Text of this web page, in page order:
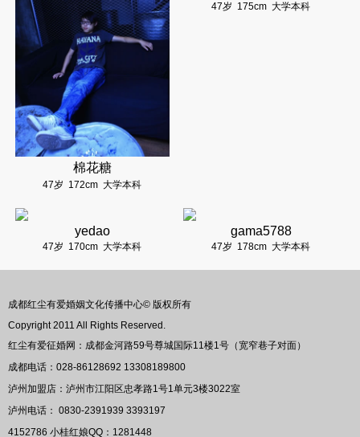
棉花糖
47岁 172cm 大学本科
47岁 175cm 大学本科
yedao
47岁 170cm 大学本科
gama5788
47岁 178cm 大学本科
成都红尘有爱婚姻文化传播中心© 版权所有
Copyright 2011 All Rights Reserved.
红尘有爱征婚网：成都金河路59号尊城国际11楼1号（宽窄巷子对面）
成都电话：028-86128692 13308189800
泸州加盟店：泸州市江阳区忠孝路1号1单元3楼3022室
泸州电话： 0830-2391939 3393197
4152786 小桂红娘QQ： 1281448